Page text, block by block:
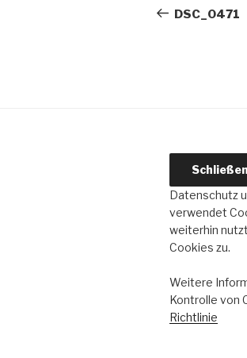
Beitrag
DSC_0471
Datenschutz
verwendet
weiterhin
Cookies zu.
Weitere
Kontrolle von
Richtlinie